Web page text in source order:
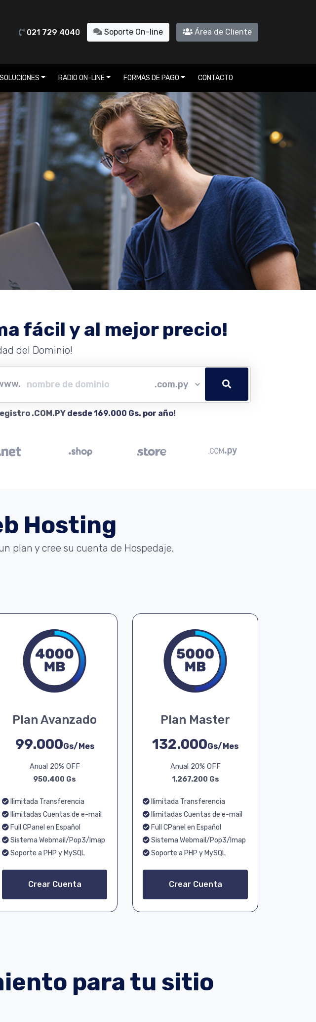
021 729 4040 Soporte On-line Área de Cliente
SOLUCIONES RADIO ON-LINE FORMAS DE PAGO CONTACTO
fácil y al mejor precio!
del Dominio!
.COM.PY desde 169.000 Gs. por año!
Hosting
plan y cree su cuenta de Hospedaje.
Plan Avanzado
99.000Gs/Mes
Anual 20% OFF
950.400 Gs
Ilimitada Transferencia
Ilimitadas Cuentas de e-mail
Full CPanel en Español
Sistema Webmail/Pop3/Imap
Soporte a PHP y MySQL
Crear Cuenta
Plan Master
132.000Gs/Mes
Anual 20% OFF
1.267.200 Gs
Ilimitada Transferencia
Ilimitadas Cuentas de e-mail
Full CPanel en Español
Sistema Webmail/Pop3/Imap
Soporte a PHP y MySQL
Crear Cuenta
para tu sitio